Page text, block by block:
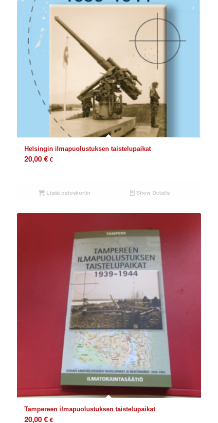
Helsingin ilmapuolustuksen taistelupaikat
20,00€ €
Lisää ostoskoriin Show Details
Tampereen ilmapuolustuksen taistelupaikat
20,00€ €